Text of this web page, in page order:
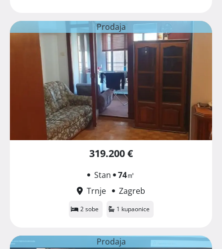
Prodaja
319.200 €
Stan 74㎡
Trnje
Zagreb
2 sobe 1 kupaonice
Prodaja